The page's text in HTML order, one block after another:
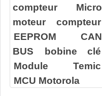
compteur
Micro
moteur compteur
EEPROM
CAN
BUS
bobine clé
Module Temic
MCU Motorola